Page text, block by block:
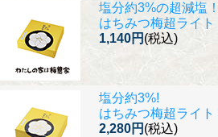
塩分約3%の超減塩！
はちみつ梅超ライト
1,140円 (税込)
塩分約3%!
はちみつ梅超ライト
2,280円 (税込)